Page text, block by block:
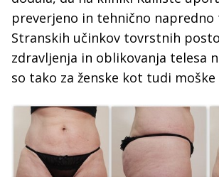
preverjeno in tehnično napredno
Stranskih učinkov tovrstnih
zdravljenja in oblikovanja telesa
so tako za ženske kot tudi